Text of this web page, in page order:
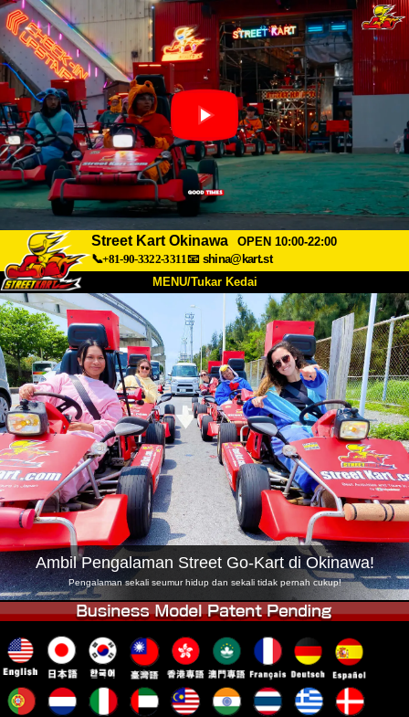
Street Kart Okinawa
OPEN 10:00-22:00
📞+81-90-3322-3311📧 shina@kart.st
MENU/Tukar Kedai
UTAMA
Tentang Spesifikasi Harga
Akses Suara Soalan Lazim
Syarikat Tempahan
Tukar Kedai
Tokyo Shinagawa Tokyo Akihabara#1
Tokyo Akihabara#2 Tokyo Shibuya
Tokyo Shibuya Annex Tokyo Bay
Tokyo Asakusa Osaka
Okinawa
Ambil Pengalaman Street Go-Kart di Okinawa!
Pengalaman sekali seumur hidup dan sekali tidak pernah cukup!